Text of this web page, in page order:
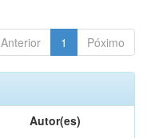
Anterior 1 Póximo
Autor(es)